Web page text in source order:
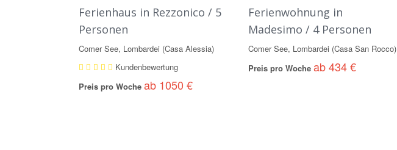
Ferienhaus in Rezzonico / 5
Personen
Comer See, Lombardei (Casa Alessia)
Kundenbewertung
Preis pro Woche ab 1050 €
Ferienwohnung in
Madesimo / 4 Personen
Comer See, Lombardei (Casa San Rocco)
Preis pro Wocheab 434 €